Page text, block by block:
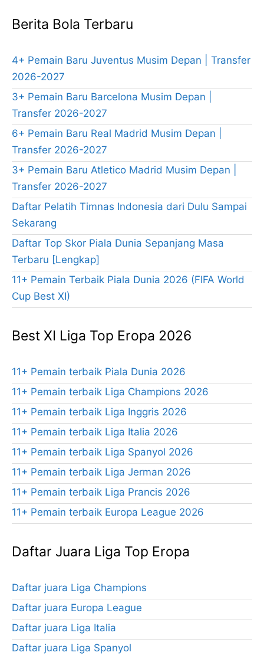
Berita Bola Terbaru
4+ Pemain Baru Juventus Musim Depan | Transfer
2026-2027
3+ Pemain Baru Barcelona Musim Depan |
Transfer 2026-2027
6+ Pemain Baru Real Madrid Musim Depan |
Transfer 2026-2027
3+ Pemain Baru Atletico Madrid Musim Depan |
Transfer 2026-2027
Daftar Pelatih Timnas Indonesia dari Dulu Sampai
Sekarang
Daftar Top Skor Piala Dunia Sepanjang Masa
Terbaru [Lengkap]
11+ Pemain Terbaik Piala Dunia 2026 (FIFA World
Cup Best XI)
Best XI Liga Top Eropa 2026
11+ Pemain terbaik Piala Dunia 2026
11+ Pemain terbaik Liga Champions 2026
11+ Pemain terbaik Liga Inggris 2026
11+ Pemain terbaik Liga Italia 2026
11+ Pemain terbaik Liga Spanyol 2026
11+ Pemain terbaik Liga Jerman 2026
11+ Pemain terbaik Liga Prancis 2026
11+ Pemain terbaik Europa League 2026
Daftar Juara Liga Top Eropa
Daftar juara Liga Champions
Daftar juara Europa League
Daftar juara Liga Italia
Daftar juara Liga Spanyol